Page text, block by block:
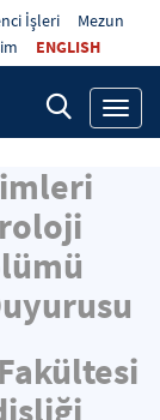
İşleri
Mezun
ENGLISH